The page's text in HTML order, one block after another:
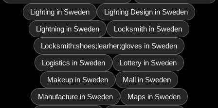
Lighting in Sweden Lighting Design in Sweden
Lightning in Sweden Locksmith in Sweden
Locksmith;shoes;learher;gloves in Sweden
Logistics in Sweden Lottery in Sweden
Makeup in Sweden Mall in Sweden
Manufacture in Sweden Maps in Sweden